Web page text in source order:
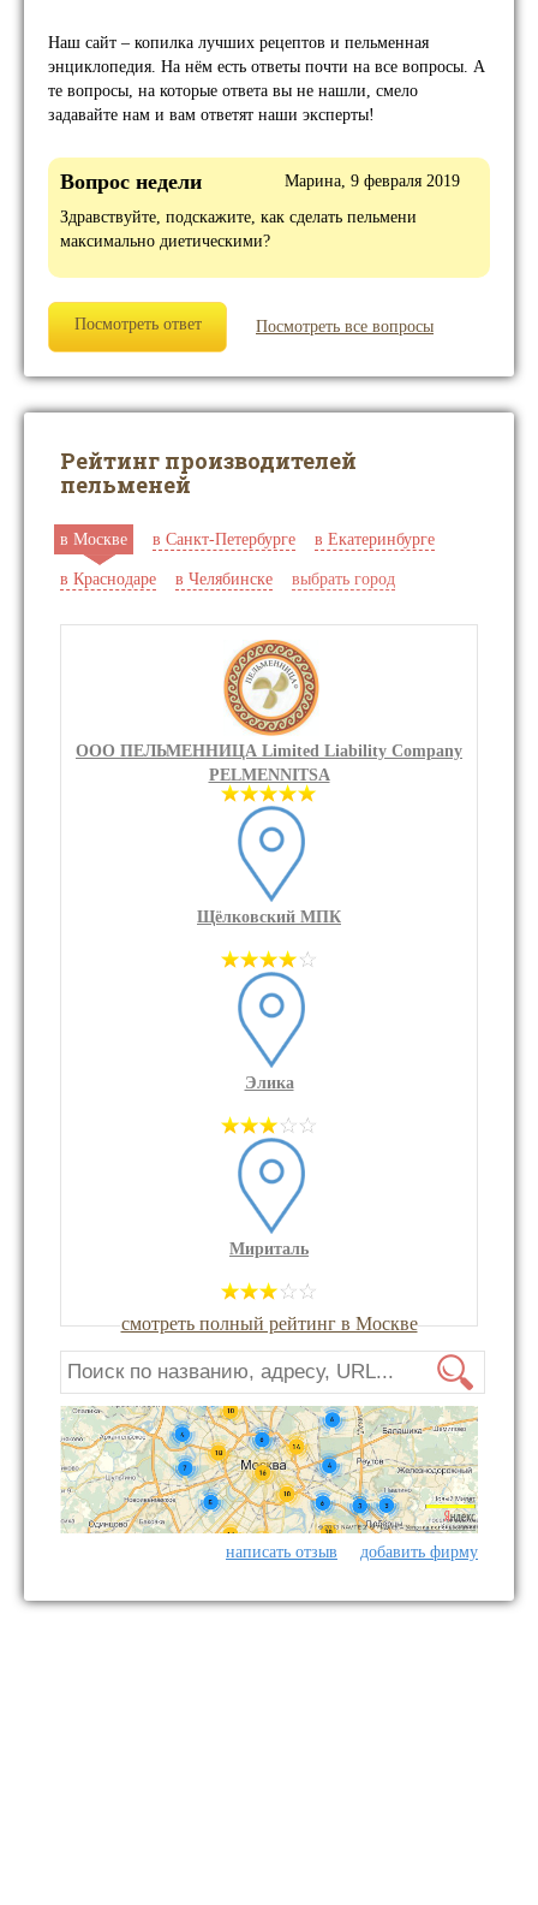
Наш сайт – копилка лучших рецептов и пельменная
энциклопедия. На нём есть ответы почти на все вопросы. А
те вопросы, на которые ответа вы не нашли, смело
задавайте нам и вам ответят наши эксперты!
Вопрос недели
Марина, 9 февраля 2019
Здравствуйте, подскажите, как сделать пельмени
максимально диетическими?
Посмотреть ответ Посмотреть все вопросы
Рейтинг производителей
пельменей
в Москве в Санкт-Петербурге в Екатеринбурге
в Краснодаре в Челябинске выбрать город
ООО ПЕЛЬМЕННИЦА Limited Liability Company
PELMENNITSA
Щёлковский МПК
Элика
Мириталь
смотреть полный рейтинг в Москве
написать отзыв добавить фирму